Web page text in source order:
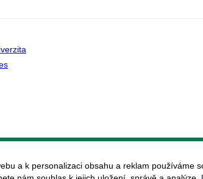
a k personalizaci obsahu a reklam používáme